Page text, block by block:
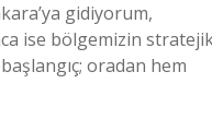
gidiyorum,
ise bölgemizin
oradan hem